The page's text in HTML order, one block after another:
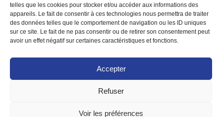
telles que les cookies pour stocker et/ou accéder aux informations des
appareils. Le fait de consentir à ces technologies nous permettra de traiter
des données telles que le comportement de navigation ou les ID uniques
sur ce site. Le fait de ne pas consentir ou de retirer son consentement peut
avoir un effet négatif sur certaines caractéristiques et fonctions.
Accepter
Refuser
Voir les préférences
Notre boutique
MENTIONS LÉGALES
POLITIQUE DE CONFIDENTIALITÉ